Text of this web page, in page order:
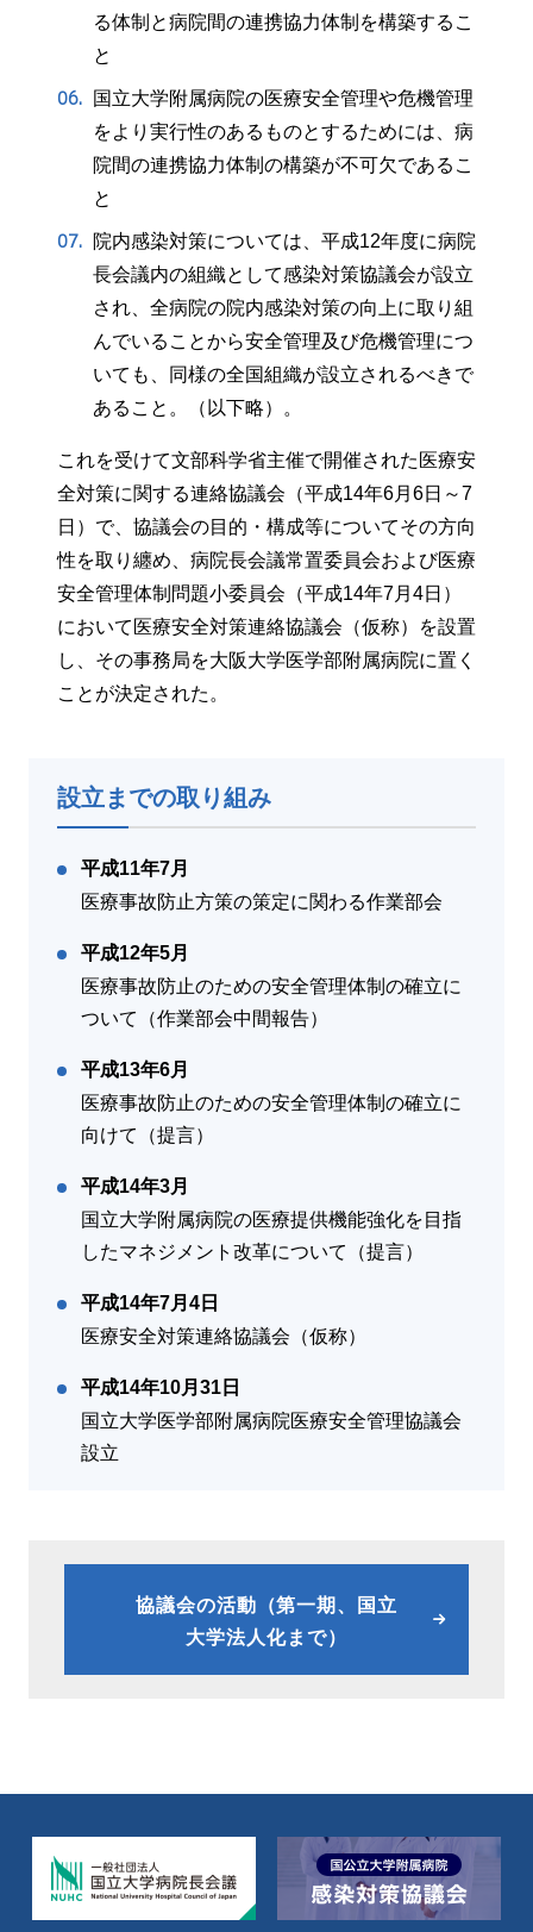
る体制と病院間の連携協力体制を構築するこ
と
国立大学附属病院の医療安全管理や危機管理
をより実行性のあるものとするためには、病
院間の連携協力体制の構築が不可欠であるこ
と
院内感染対策については、平成12年度に病院
長会議内の組織として感染対策協議会が設立
され、全病院の院内感染対策の向上に取り組
んでいることから安全管理及び危機管理につ
いても、同様の全国組織が設立されるべきで
あること。（以下略）。
これを受けて文部科学省主催で開催された医療安
全対策に関する連絡協議会（平成14年6月6日～7
日）で、協議会の目的・構成等についてその方向
性を取り纏め、病院長会議常置委員会および医療
安全管理体制問題小委員会（平成14年7月4日）
において医療安全対策連絡協議会（仮称）を設置
し、その事務局を大阪大学医学部附属病院に置く
ことが決定された。
設立までの取り組み
平成11年7月
医療事故防止方策の策定に関わる作業部会
平成12年5月
医療事故防止のための安全管理体制の確立に
ついて（作業部会中間報告）
平成13年6月
医療事故防止のための安全管理体制の確立に
向けて（提言）
平成14年3月
国立大学附属病院の医療提供機能強化を目指
したマネジメント改革について（提言）
平成14年7月4日
医療安全対策連絡協議会（仮称）
平成14年10月31日
国立大学医学部附属病院医療安全管理協議会
設立
協議会の活動（第一期、国立
大学法人化まで）